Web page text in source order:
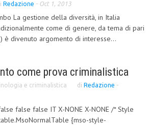
Redazione - Oct 1, 2013
La gestione della diversità, in Italia
come di genere, da tema di pari
è divenuto argomento di interesse...
come prova criminalistica
e criminalistica di Redazione -
false false IT X-NONE X-NONE /* Style
{mso-style-